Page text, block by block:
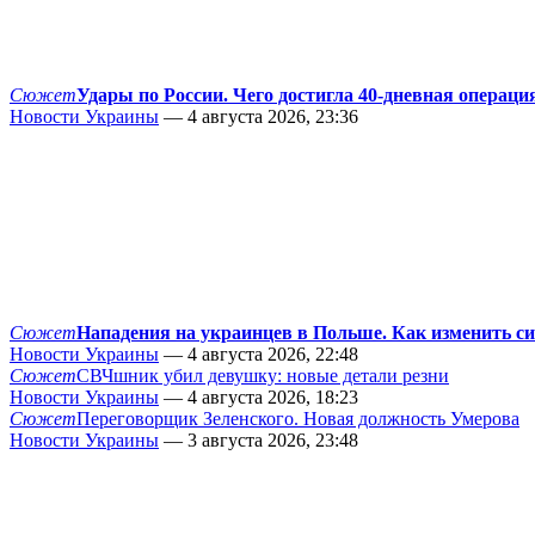
СюжетУдары по России. Чего достигла 40-дневная
Новости Украины — 4 августа 2026, 23:36
СюжетНападения на украинцев в Польше. Как изменить
Новости Украины — 4 августа 2026, 22:48
СюжетСВЧшник убил девушку: новые детали резни
Новости Украины — 4 августа 2026, 18:23
СюжетПереговорщик Зеленского. Новая должность Умерова
Новости Украины — 3 августа 2026, 23:48